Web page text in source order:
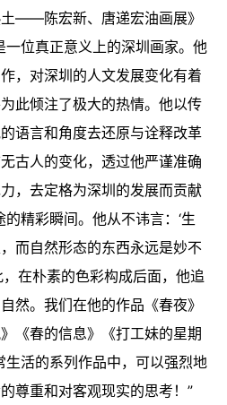
土——陈宏新、唐递宏油画展》
一位真正意义上的深圳画家。他
，对深圳的人文发展变化有着
此倾注了极大的热情。他以传
语言和角度去还原与诠释改革
古人的变化，透过他严谨准确
，去定格为深圳的发展而贡献
的精彩瞬间。他从不讳言：‘生
而自然形态的东西永远是妙不
在朴素的色彩构成后面，他追
然。我们在他的作品《春夜》
《春的信息》《打工妹的星期
生活的系列作品中，可以强烈地
尊重和对客观现实的思考！”